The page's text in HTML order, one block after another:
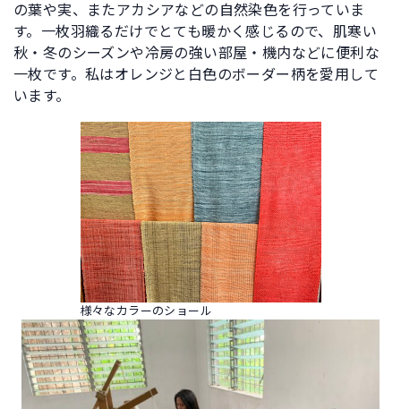
の葉や実、またアカシアなどの自然染色を行っていま
す。一枚羽織るだけでとても暖かく感じるので、肌寒い
秋・冬のシーズンや冷房の強い部屋・機内などに便利な
一枚です。私はオレンジと白色のボーダー柄を愛用して
います。
様々なカラーのショール